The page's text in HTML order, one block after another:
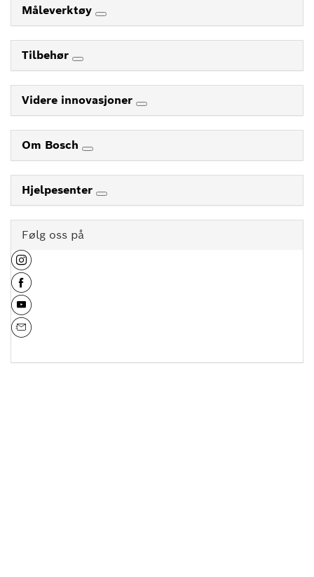
Måleverktøy
Tilbehør
Videre innovasjoner
Om Bosch
Hjelpesenter
Følg oss på